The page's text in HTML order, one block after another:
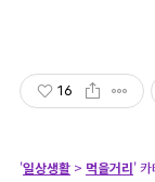
16
'일상생활 > 먹을거리' 카